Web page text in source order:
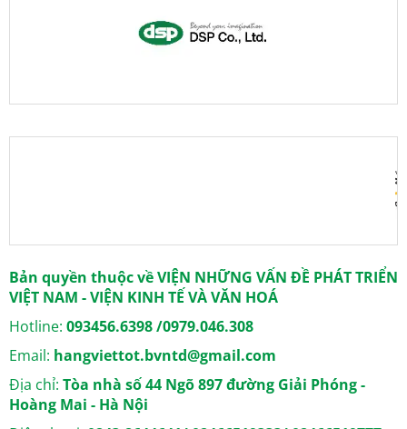
Bản quyền thuộc về VIỆN NHỮNG VẤN ĐỀ PHÁT TRIỂN
VIỆT NAM - VIỆN KINH TẾ VÀ VĂN HOÁ
Hotline: 093456.6398 /0979.046.308
Email: hangviettot.bvntd@gmail.com
Địa chỉ: Tòa nhà số 44 Ngõ 897 đường Giải Phóng -
Hoàng Mai - Hà Nội